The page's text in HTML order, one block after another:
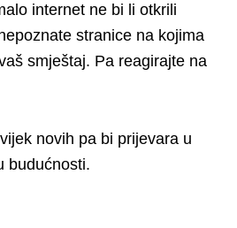
internet ne bi li otkrili
stranice na kojima
smještaj. Pa reagirajte na
novih pa bi prijevara u
budućnosti.